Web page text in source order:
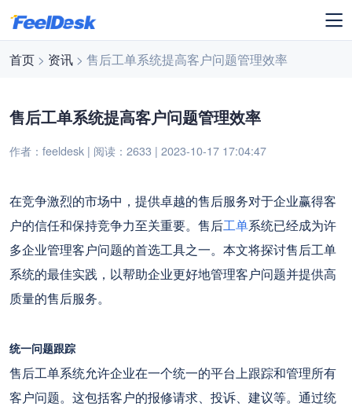
首页 > 资讯 > 售后工单系统提高客户问题管理效率
售后工单系统提高客户问题管理效率
作者：feeldesk | 阅读：2633 | 2023-10-17 17:04:47
在竞争激烈的市场中，提供卓越的售后服务对于企业赢得客
户的信任和保持竞争力至关重要。售后工单系统已经成为许
多企业管理客户问题的首选工具之一。本文将探讨售后工单
系统的最佳实践，以帮助企业更好地管理客户问题并提供高
质量的售后服务。
统一问题跟踪
售后工单系统允许企业在一个统一的平台上跟踪和管理所有
客户问题。这包括客户的报修请求、投诉、建议等。通过统